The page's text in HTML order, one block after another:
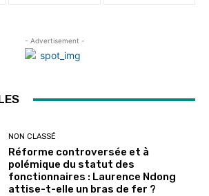
- Advertisement -
NON CLASSÉ
Réforme controversée et à
polémique du statut des
fonctionnaires : Laurence Ndong
attise-t-elle un bras de fer ?